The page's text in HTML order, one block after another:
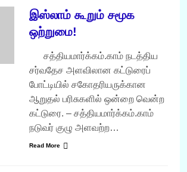
இஸ்லாம் கூறும் சமூக
ஒற்றுமை!
சத்தியமார்க்கம்.காம் நடத்திய
சர்வதேச அளவிலான கட்டுரைப்
போட்டியில் சகோதரியருக்கான
ஆறுதல் பரிசுகளில் ஒன்றை வென்ற
கட்டுரை. – சத்தியமார்க்கம்.காம்
நடுவர் குழு அளவற்ற…
Read More